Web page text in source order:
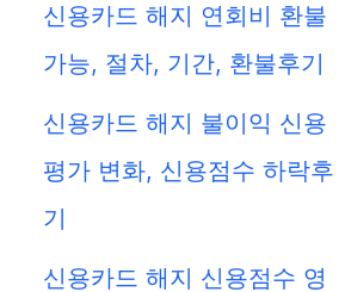
신용카드 해지 연회비 환불
가능, 절차, 기간, 환불후기
신용카드 해지 불이익 신용
평가 변화, 신용점수 하락후
기
신용카드 해지 신용점수 영